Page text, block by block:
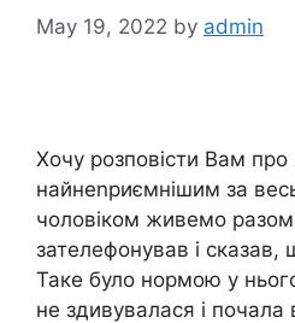
May 19, 2022 by admin
Хочу розповісти Вам
найнеnриємнішим за
чоловіком живемо
зателефонував і сказав,
Таке було нормою у
не здивувалася і почала